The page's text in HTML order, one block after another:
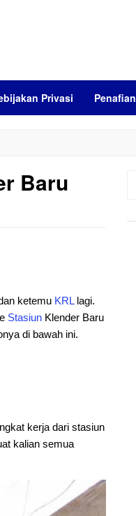
Privasi Penafian
Baru
ketemu KRLlagi.
Stasiun Klender Baru
di bawah ini.
kerja dari stasiun
kalian semua